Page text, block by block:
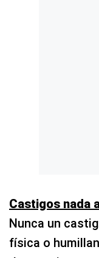
Castigos nada
Nunca un
física o